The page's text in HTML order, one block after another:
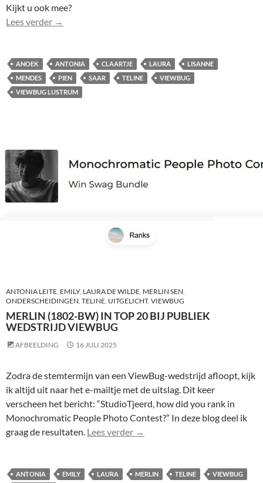
Kijkt u ook mee?
Lees verder De Top Ranks van 10 jaar ViewBug: 18 rankings
→
ANOEK ANTONIA CLAARTJE LAURA
LISANNE
MENDES
PIEN SAAR TELINE
VIEWBUG
VIEWBUG LUSTRUM
ANTONIA LEITE, EMILY, LAURA DE WILDE, MERLIN SEN,
ONDERSCHEIDINGEN, TELINE, UITGELICHT, VIEWBUG
MERLIN (1802-BW) IN TOP 20 BIJ PUBLIEK
WEDSTRIJD VIEWBUG
AFBEELDING 16 JULI 2025
Zodra de stemtermijn van een ViewBug-wedstrijd afloopt, kijk
ik altijd uit naar het e-mailtje met de uitslag. Dit keer
verscheen het bericht: “StudioTjeerd, how did you rank in
Monochromatic People Photo Contest?” In deze blog deel ik
graag de resultaten. Lees verder Merlin (1802-bw) in top 20 bij
→
ANTONIA EMILY LAURA MERLIN TELINE VIEWBUG